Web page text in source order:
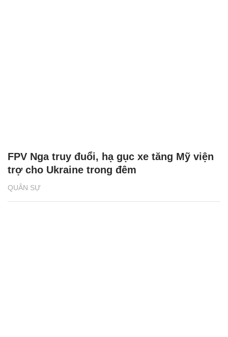
QUÂN SỰ
FPV Nga truy đuổi, hạ gục xe tăng Mỹ viện
trợ cho Ukraine trong đêm